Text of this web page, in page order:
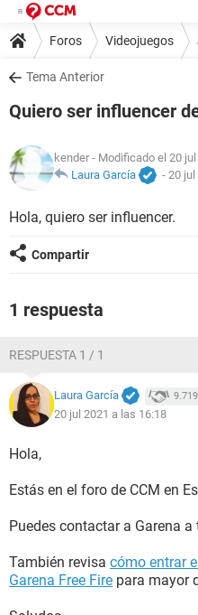
Foros Videojuegos
Tema Anterior
Quiero ser influencer
kender - Modificado el 20
Laura García
- 20 jul
Hola, quiero ser influencer.
Compartir
1 respuesta
RESPUESTA 1 / 1
Laura García 9.719
20 jul 2021 a las 16:18
Hola,
Estás en el foro de CCM en
Puedes contactar a Garena a
También revisa cómo entrar
Garena Free Fire para mayor